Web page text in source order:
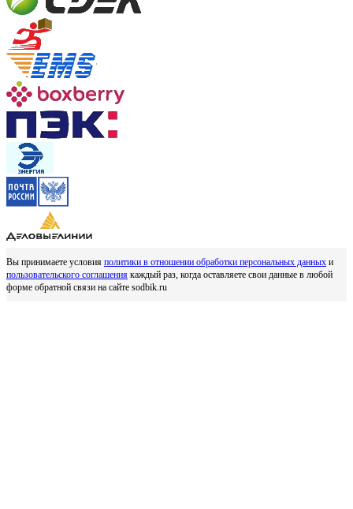
Вы принимаете условия политики в отношении обработки персональных данных и
пользовательского соглашения каждый раз, когда оставляете свои данные в любой
форме обратной связи на сайте sodbik.ru